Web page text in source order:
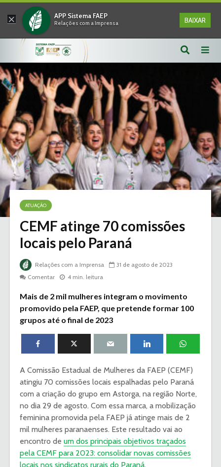
× APP Sistema FAEP
Relações com a Imprensa BAIXAR
ATUAÇÃO
CEMF atinge 70 comissões
locais pelo Paraná
Relações com a Imprensa
31 de agosto de 2023
Comentar
4 min. leitura
Mais de 2 mil mulheres integram o movimento
promovido pela FAEP, que pretende formar 100
grupos até o final de 2023
A Comissão Estadual de Mulheres da FAEP (CEMF)
atingiu 70 comissões locais espalhadas pelo Paraná
com a criação do grupo em Astorga, na região Norte,
no dia 29 de agosto. Com essa marca, a mobilização
feminina promovida pela FAEP já atinge mais de 2
mil mulheres paranaenses. Este resultado vai ao
encontro de um dos principais objetivos traçados
pela CEMF para 2023: consolidar novas comissões
locais nos sindicatos rurais do Paraná.